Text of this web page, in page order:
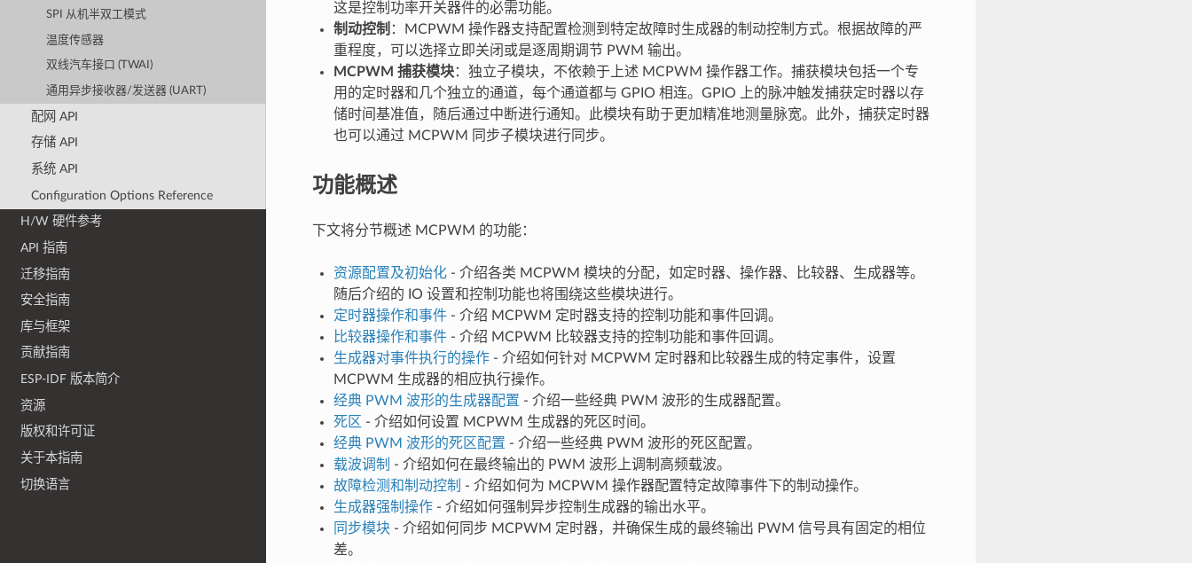
SPI 从机半双工模式
温度传感器
双线汽车接口 (TWAI)
通用异步接收器/发送器 (UART)
配网 API
存储 API
系统 API
Configuration Options Reference
H/W 硬件参考
API 指南
迁移指南
安全指南
库与框架
贡献指南
ESP-IDF 版本简介
资源
版权和许可证
关于本指南
切换语言
这是控制功率开关器件的必需功能。
制动控制 ：MCPWM 操作器支持配置检测到特定故障时生成器的制动控制方式。根据故障的严
重程度，可以选择立即关闭或是逐周期调节 PWM 输出。
MCPWM 捕获模块：独立子模块，不依赖于上述 MCPWM 操作器工作。捕获模块包括一个专
用的定时器和几个独立的通道，每个通道都与 GPIO 相连。GPIO 上的脉冲触发捕获定时器以存
储时间基准值，随后通过中断进行通知。此模块有助于更加精准地测量脉宽。此外，捕获定时器
也可以通过 MCPWM 同步子模块进行同步。
功能概述
下文将分节概述 MCPWM 的功能：
资源配置及初始化- 介绍各类 MCPWM 模块的分配，如定时器、操作器、比较器、生成器等。
随后介绍的 IO 设置和控制功能也将围绕这些模块进行。
定时器操作和事件- 介绍 MCPWM 定时器支持的控制功能和事件回调。
比较器操作和事件- 介绍 MCPWM 比较器支持的控制功能和事件回调。
生成器对事件执行的操作- 介绍如何针对 MCPWM 定时器和比较器生成的特定事件，设置
MCPWM 生成器的相应执行操作。
经典 PWM 波形的生成器配置 - 介绍一些经典 PWM 波形的生成器配置。
死区 - 介绍如何设置 MCPWM 生成器的死区时间。
经典 PWM 波形的死区配置 - 介绍一些经典 PWM 波形的死区配置。
载波调制 - 介绍如何在最终输出的 PWM 波形上调制高频载波。
故障检测和制动控制 - 介绍如何为 MCPWM 操作器配置特定故障事件下的制动操作。
生成器强制操作- 介绍如何强制异步控制生成器的输出水平。
同步模块- 介绍如何同步 MCPWM 定时器，并确保生成的最终输出 PWM 信号具有固定的相位
差。